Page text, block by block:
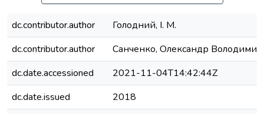
dc.contributor.author
Голодний, І. М.
dc.contributor.author
Санченко, Олександр
dc.date.accessioned
2021-11-04T14:42:44Z
dc.date.issued
2018